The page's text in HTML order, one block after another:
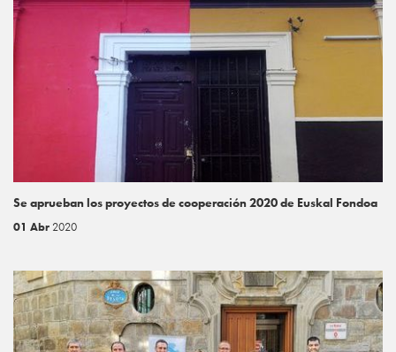
Se aprueban los proyectos de cooperación 2020 de Euskal Fondoa
01 Abr 2020